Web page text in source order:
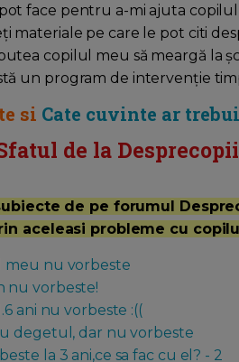
face pentru a-mi ajuta copilul
materiale pe care le pot citi
copilul meu să meargă la
un program de intervenție
si Cate cuvinte ar
de la Desprecopii
de pe forumul
aceleasi probleme cu
meu nu vorbeste
nu vorbeste!
ani nu vorbeste :((
degetul, dar nu vorbeste
la 3 ani,ce sa fac cu el? - 2